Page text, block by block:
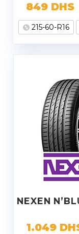
849 DHS
215-60-R16
NEXEN
1.049